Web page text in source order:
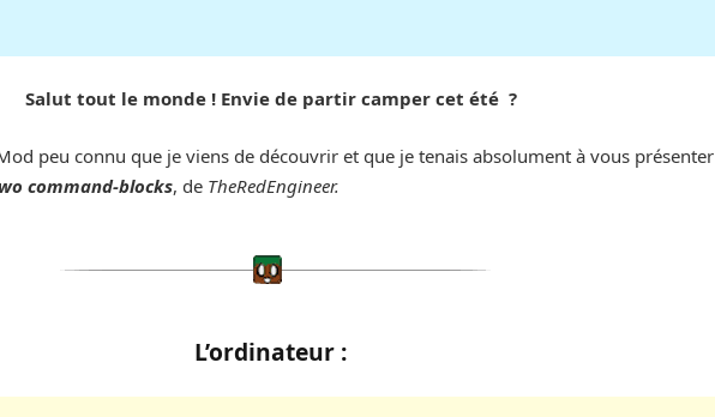
Salut tout le monde ! Envie de partir camper cet été ?
peu connu que je viens de découvrir et que je tenais absolument à vous présenter
command-blocks, de TheRedEngineer.
L’ordinateur :